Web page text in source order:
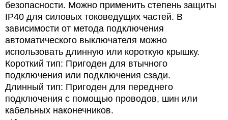
безопасности. Можно применить степень защиты
IP40 для силовых токоведущих частей. В
зависимости от метода подключения
автоматического выключателя можно
использовать длинную или короткую крышку.
Короткий тип: Пригоден для втычного
подключения или подключения сзади.
Длинный тип: Пригоден для переднего
подключения с помощью проводов, шин или
кабельных наконечников.